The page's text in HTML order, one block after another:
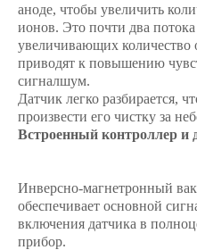
аноде, чтобы увеличить
ионов. Это почти два
увеличивающих количество
приводят к повышению
сигналшум.
Датчик легко разбирается,
произвести его чистку за
Встроенный контроллер и
Инверсно-магнетронный
обеспечивает основной
включения датчика в
прибор.